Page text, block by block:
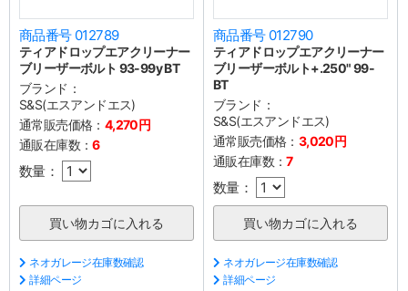
商品番号 012789
ティアドロップエアクリーナー
ブリーザーボルト 93-99y BT
ブランド：
S&S(エスアンドエス)
通常販売価格： 4,270円
通販在庫数：6
数量：
ネオガレージ在庫数確認
詳細ページ
商品番号 012790
ティアドロップエアクリーナー
ブリーザーボルト+.250" 99-
BT
ブランド：
S&S(エスアンドエス)
通常販売価格： 3,020円
通販在庫数：7
数量：
ネオガレージ在庫数確認
詳細ページ